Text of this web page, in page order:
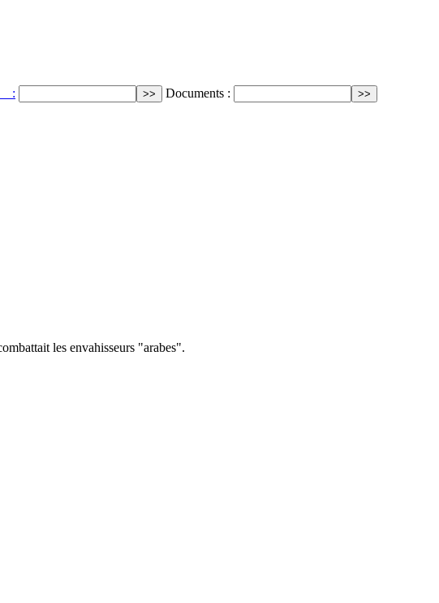
: Documents :
les envahisseurs "arabes".